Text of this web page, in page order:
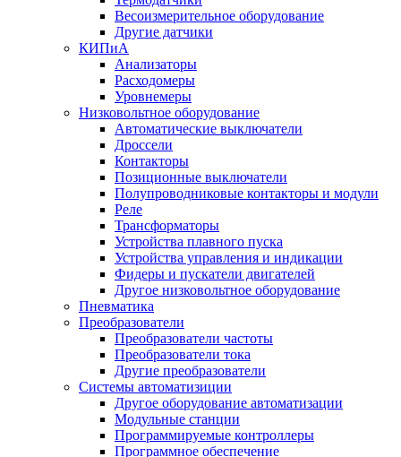
Весоизмерительное оборудование
Другие датчики
КИПиА
Анализаторы
Расходомеры
Уровнемеры
Низковольтное оборудование
Автоматические выключатели
Дроссели
Контакторы
Позиционные выключатели
Полупроводниковые контакторы и модули
Реле
Трансформаторы
Устройства плавного пуска
Устройства управления и индикации
Фидеры и пускатели двигателей
Другое низковольтное оборудование
Пневматика
Преобразователи
Преобразователи частоты
Преобразователи тока
Другие преобразователи
Системы автоматизиции
Другое оборудование автоматизации
Модульные станции
Программируемые контроллеры
Программное обеспечение